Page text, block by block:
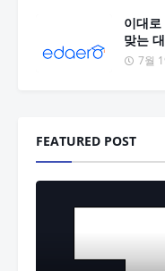
이대
맞는
7월
FEATURED POST